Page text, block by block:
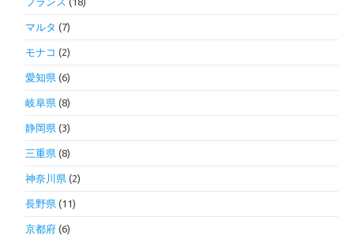
マルタ (7)
モナコ (2)
愛知県 (6)
岐阜県 (8)
静岡県 (3)
三重県 (8)
神奈川県 (2)
長野県 (11)
京都府 (6)